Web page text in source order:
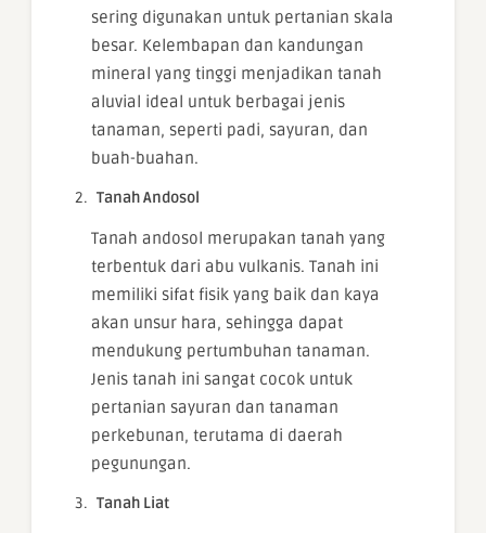
sering digunakan untuk pertanian skala
besar. Kelembapan dan kandungan
mineral yang tinggi menjadikan tanah
aluvial ideal untuk berbagai jenis
tanaman, seperti padi, sayuran, dan
buah-buahan.
Tanah Andosol
Tanah andosol merupakan tanah yang
terbentuk dari abu vulkanis. Tanah ini
memiliki sifat fisik yang baik dan kaya
akan unsur hara, sehingga dapat
mendukung pertumbuhan tanaman.
Jenis tanah ini sangat cocok untuk
pertanian sayuran dan tanaman
perkebunan, terutama di daerah
pegunungan.
Tanah Liat